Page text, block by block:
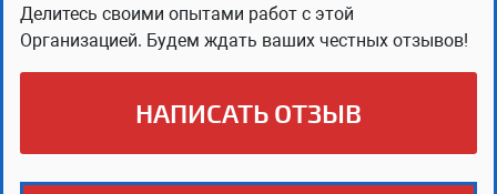
Делитесь своими опытами работ с этой
Организацией. Будем ждать ваших честных отзывов!
НАПИСАТЬ ОТЗЫВ